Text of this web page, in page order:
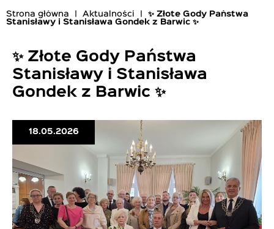
Ścieżka
Strona główna Aktualności
✨ Złote Gody Państwa
Stanisławy i Stanisława Gondek z Barwic ✨
✨ Złote Gody Państwa
Stanisławy i Stanisława
Gondek z Barwic ✨
18.05.2026